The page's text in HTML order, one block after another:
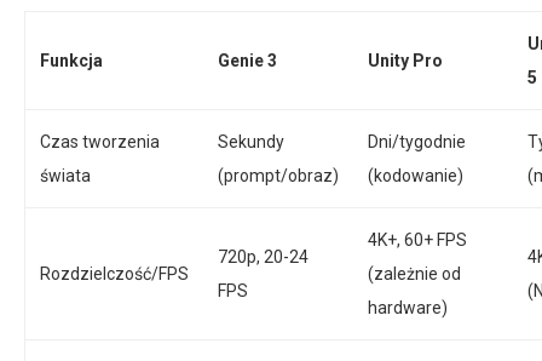
Funkcja Genie 3 Unity Pro
5
Czas tworzenia
świata
Sekundy
(prompt/obraz)
Dni/tygodnie
(kodowanie)
Rozdzielczość/FPS
720p, 20-24
FPS
4K+, 60+ FPS
(zależnie od
hardware)